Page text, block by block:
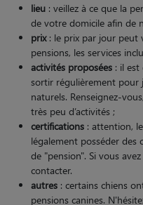
lieu : veillez à ce que la
de votre domicile afin de
prix: le prix par jour peut
pensions, les services
activités proposées : il
sortir régulièrement pour
naturels. Renseignez-
très peu d’activités ;
certifications : attention,
légalement posséder des
de "pension". Si vous
contacter.
autres : certains chiens
pensions canines.